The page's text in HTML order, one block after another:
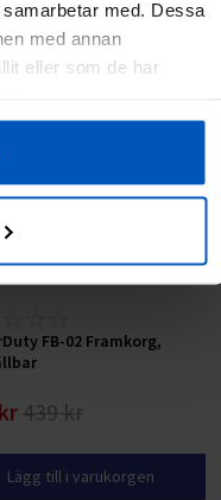
med. Dessa
med annan
eller som de har
47 %
FB-02 Framkorg,
439 kr
Lägg till i varukorgen